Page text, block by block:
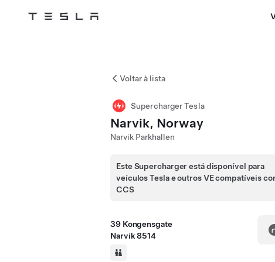
Tesla
Voltar à lista
Supercharger Tesla
Narvik, Norway
Narvik Parkhallen
Este Supercharger está disponível para
veículos Tesla e outros VE compatíveis
CCS
39 Kongensgate
Narvik 8514